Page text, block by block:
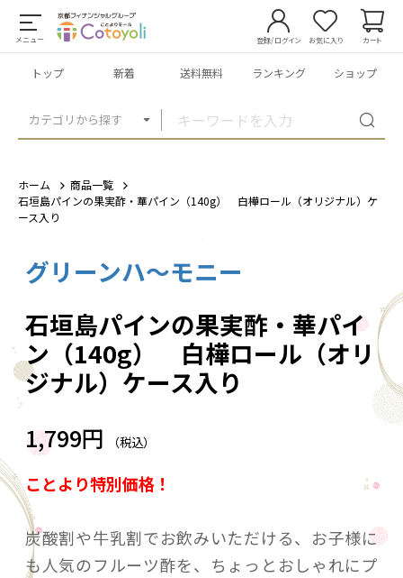
メニュー
カテゴリから探す
登録/ログイン お気に入り カート
トップ 新着 送料無料 ランキング ショップ
ホーム
商品一覧
石垣島パインの果実酢・華パイン（140g） 白樺ロール（オリジナル）ケ
ース入り
グリーンハ～モニー
石垣島パインの果実酢・華パイ
ン（140g） 白樺ロール（オリ
ジナル）ケース入り
1,799円 （税込）
ことより特別価格！
炭酸割や牛乳割でお飲みいただける、お子様に
も人気のフルーツ酢を、ちょっとおしゃれにプ